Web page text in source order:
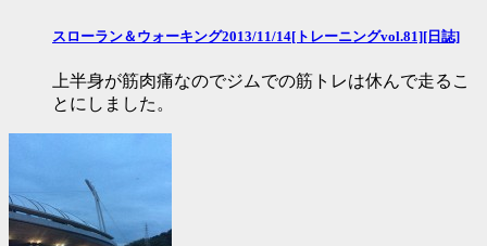
スローラン＆ウォーキング2013/11/14[トレーニングvol.81][日誌]
上半身が筋肉痛なのでジムでの筋トレは休んで走るこ
とにしました。